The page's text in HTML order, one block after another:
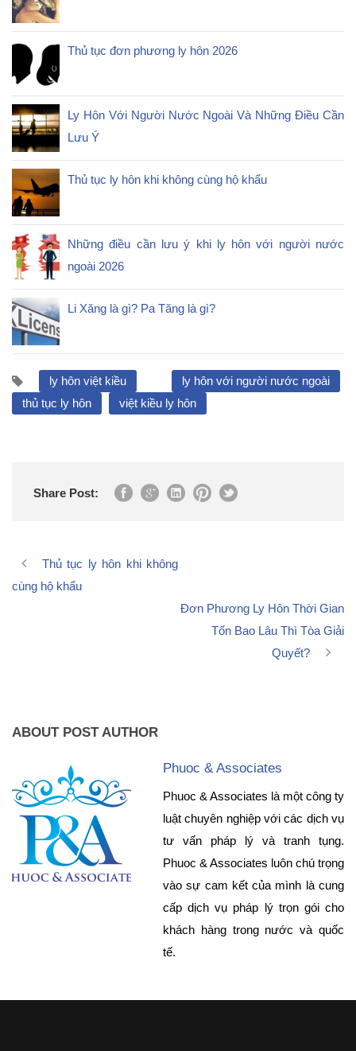
Thủ tục đơn phương ly hôn 2026
Ly Hôn Với Người Nước Ngoài Và Những Điều Cần
Lưu Ý
Thủ tục ly hôn khi không cùng hộ khẩu
Những điều cần lưu ý khi ly hôn với người nước
ngoài 2026
Li Xăng là gì? Pa Tăng là gì?
ly hôn việt kiều
ly hôn với người nước ngoài
thủ tục ly hôn
việt kiều ly hôn
Share Post:
Thủ tục ly hôn khi không
cùng hộ khẩu
Đơn Phương Ly Hôn Thời Gian
Tốn Bao Lâu Thì Tòa Giải
Quyết?
ABOUT POST AUTHOR
Phuoc & Associates
Phuoc & Associates là một công ty
luật chuyên nghiệp với các dịch vụ
tư vấn pháp lý và tranh tụng.
Phuoc & Associates luôn chú trọng
vào sự cam kết của mình là cung
cấp dịch vụ pháp lý trọn gói cho
khách hàng trong nước và quốc
tế.